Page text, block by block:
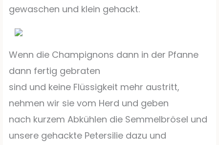
gewaschen und klein gehackt.
Wenn die Champignons dann in der Pfanne
dann fertig gebraten
sind und keine Flüssigkeit mehr austritt,
nehmen wir sie vom Herd und geben
nach kurzem Abkühlen die Semmelbrösel und
unsere gehackte Petersilie dazu und